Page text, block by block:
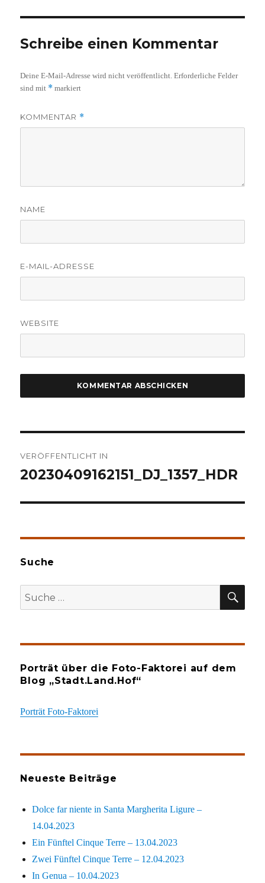
Schreibe einen Kommentar
Deine E-Mail-Adresse wird nicht veröffentlicht. Erforderliche Felder
sind mit * markiert
KOMMENTAR *
NAME
E-MAIL-ADRESSE
WEBSITE
VERÖFFENTLICHT IN
20230409162151_DJ_1357_HDR
Suche
Suche
nach:
Porträt über die Foto-Faktorei auf dem
Blog „Stadt.Land.Hof“
Porträt Foto-Faktorei
Neueste Beiträge
Dolce far niente in Santa Margherita Ligure –
14.04.2023
Ein Fünftel Cinque Terre – 13.04.2023
Zwei Fünftel Cinque Terre – 12.04.2023
In Genua – 10.04.2023